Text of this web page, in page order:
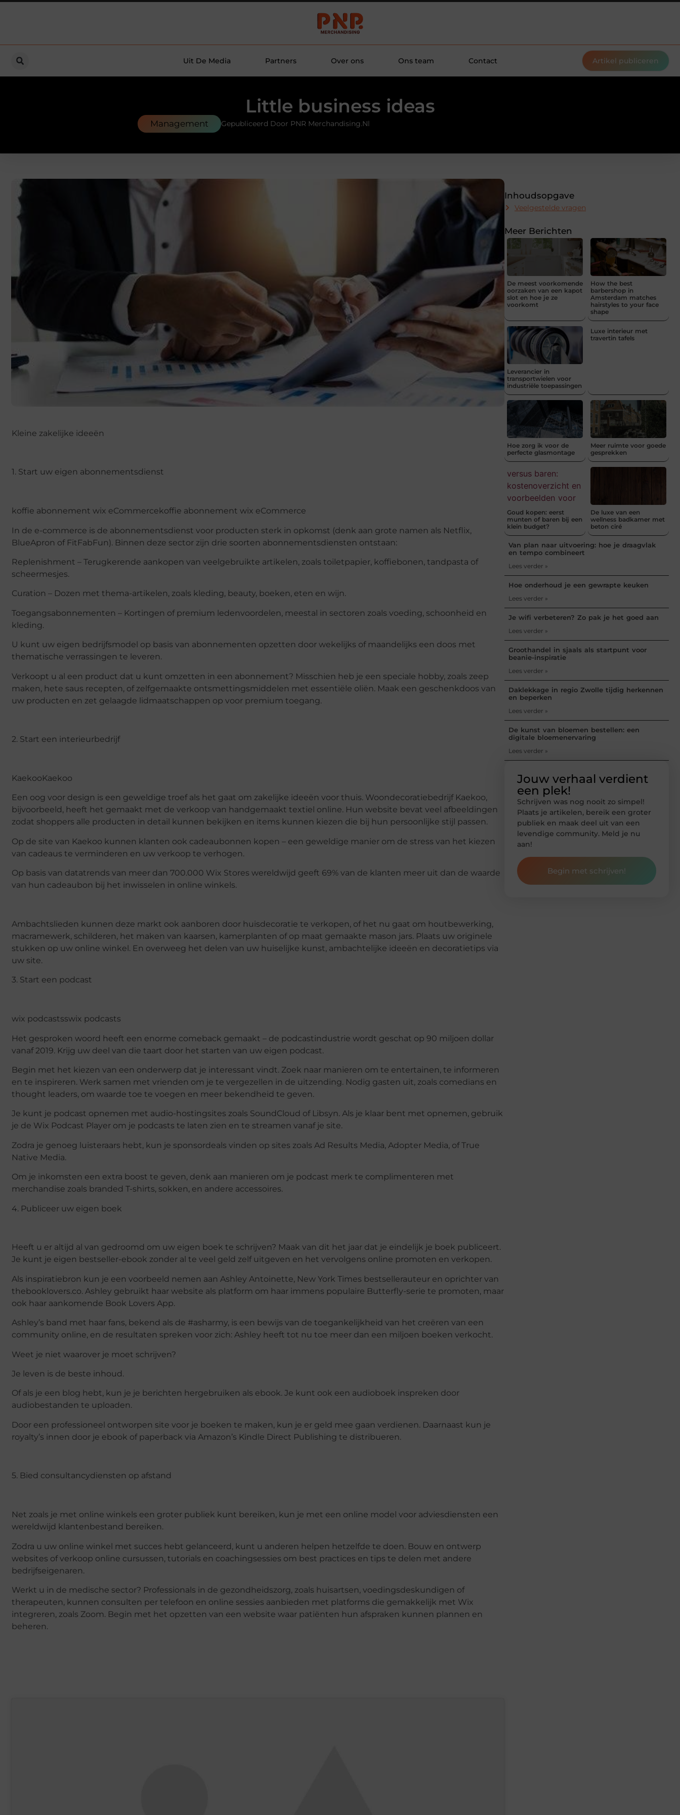
Uit De Media Partners Over ons Ons team Contact Artikel publiceren
Little business ideas
Management Gepubliceerd Door PNR Merchandising.nl
Kleine zakelijke ideeën
1. Start uw eigen abonnementsdienst
koffie abonnement wix eCommercekoffie abonnement wix eCommerce
In de e-commerce is de abonnementsdienst voor producten sterk in opkomst (denk aan grote namen als Netflix,
BlueApron of FitFabFun). Binnen deze sector zijn drie soorten abonnementsdiensten ontstaan:
Replenishment – Terugkerende aankopen van veelgebruikte artikelen, zoals toiletpapier, koffiebonen, tandpasta of
scheermesjes.
Curation – Dozen met thema-artikelen, zoals kleding, beauty, boeken, eten en wijn.
Toegangsabonnementen – Kortingen of premium ledenvoordelen, meestal in sectoren zoals voeding, schoonheid en
kleding.
U kunt uw eigen bedrijfsmodel op basis van abonnementen opzetten door wekelijks of maandelijks een doos met
thematische verrassingen te leveren.
Verkoopt u al een product dat u kunt omzetten in een abonnement? Misschien heb je een speciale hobby, zoals zeep
maken, hete saus recepten, of zelfgemaakte ontsmettingsmiddelen met essentiële oliën. Maak een geschenkdoos van
uw producten en zet gelaagde lidmaatschappen op voor premium toegang.
2. Start een interieurbedrijf
KaekooKaekoo
Een oog voor design is een geweldige troef als het gaat om zakelijke ideeën voor thuis. Woondecoratiebedrijf Kaekoo,
bijvoorbeeld, heeft het gemaakt met de verkoop van handgemaakt textiel online. Hun website bevat veel afbeeldingen
zodat shoppers alle producten in detail kunnen bekijken en items kunnen kiezen die bij hun persoonlijke stijl passen.
Op de site van Kaekoo kunnen klanten ook cadeaubonnen kopen – een geweldige manier om de stress van het kiezen
van cadeaus te verminderen en uw verkoop te verhogen.
Op basis van datatrends van meer dan 700.000 Wix Stores wereldwijd geeft 69% van de klanten meer uit dan de waarde
van hun cadeaubon bij het inwisselen in online winkels.
Ambachtslieden kunnen deze markt ook aanboren door huisdecoratie te verkopen, of het nu gaat om houtbewerking,
macramewerk, schilderen, het maken van kaarsen, kamerplanten of op maat gemaakte mason jars. Plaats uw originele
stukken op uw online winkel. En overweeg het delen van uw huiselijke kunst, ambachtelijke ideeën en decoratietips via
uw site.
3. Start een podcast
wix podcastsswix podcasts
Het gesproken woord heeft een enorme comeback gemaakt – de podcastindustrie wordt geschat op 90 miljoen dollar
vanaf 2019. Krijg uw deel van die taart door het starten van uw eigen podcast.
Begin met het kiezen van een onderwerp dat je interessant vindt. Zoek naar manieren om te entertainen, te informeren
en te inspireren. Werk samen met vrienden om je te vergezellen in de uitzending. Nodig gasten uit, zoals comedians en
thought leaders, om waarde toe te voegen en meer bekendheid te geven.
Je kunt je podcast opnemen met audio-hostingsites zoals SoundCloud of Libsyn. Als je klaar bent met opnemen, gebruik
je de Wix Podcast Player om je podcasts te laten zien en te streamen vanaf je site.
Zodra je genoeg luisteraars hebt, kun je sponsordeals vinden op sites zoals Ad Results Media, Adopter Media, of True
Native Media.
Om je inkomsten een extra boost te geven, denk aan manieren om je podcast merk te complimenteren met
merchandise zoals branded T-shirts, sokken, en andere accessoires.
4. Publiceer uw eigen boek
Heeft u er altijd al van gedroomd om uw eigen boek te schrijven? Maak van dit het jaar dat je eindelijk je boek publiceert.
Je kunt je eigen bestseller-ebook zonder al te veel geld zelf uitgeven en het vervolgens online promoten en verkopen.
Als inspiratiebron kun je een voorbeeld nemen aan Ashley Antoinette, New York Times bestsellerauteur en oprichter van
thebooklovers.co. Ashley gebruikt haar website als platform om haar immens populaire Butterfly-serie te promoten, maar
ook haar aankomende Book Lovers App.
Ashley’s band met haar fans, bekend als de #asharmy, is een bewijs van de toegankelijkheid van het creëren van een
community online, en de resultaten spreken voor zich: Ashley heeft tot nu toe meer dan een miljoen boeken verkocht.
Weet je niet waarover je moet schrijven?
Je leven is de beste inhoud.
Of als je een blog hebt, kun je je berichten hergebruiken als ebook. Je kunt ook een audioboek inspreken door
audiobestanden te uploaden.
Door een professioneel ontworpen site voor je boeken te maken, kun je er geld mee gaan verdienen. Daarnaast kun je
royalty’s innen door je ebook of paperback via Amazon’s Kindle Direct Publishing te distribueren.
5. Bied consultancydiensten op afstand
Net zoals je met online winkels een groter publiek kunt bereiken, kun je met een online model voor adviesdiensten een
wereldwijd klantenbestand bereiken.
Zodra u uw online winkel met succes hebt gelanceerd, kunt u anderen helpen hetzelfde te doen. Bouw en ontwerp
websites of verkoop online cursussen, tutorials en coachingsessies om best practices en tips te delen met andere
bedrijfseigenaren.
Werkt u in de medische sector? Professionals in de gezondheidszorg, zoals huisartsen, voedingsdeskundigen of
therapeuten, kunnen consulten per telefoon en online sessies aanbieden met platforms die gemakkelijk met Wix
integreren, zoals Zoom. Begin met het opzetten van een website waar patiënten hun afspraken kunnen plannen en
beheren.
Inhoudsopgave
Veelgestelde vragen
Meer Berichten
De meest voorkomende
oorzaken van een kapot
slot en hoe je ze
voorkomt
How the best
barbershop in
Amsterdam matches
hairstyles to your face
shape
Leverancier in
transportwielen voor
industriële toepassingen
Luxe interieur met
travertin tafels
Hoe zorg ik voor de
perfecte glasmontage
Meer ruimte voor goede
gesprekken
Goud kopen: eerst
munten of baren bij een
klein budget?
De luxe van een
wellness badkamer met
beton ciré
Van plan naar uitvoering: hoe je draagvlak
en tempo combineert
Lees verder »
Hoe onderhoud je een gewrapte keuken
Lees verder »
Je wifi verbeteren? Zo pak je het goed aan
Lees verder »
Groothandel in sjaals als startpunt voor
beanie-inspiratie
Lees verder »
Daklekkage in regio Zwolle tijdig herkennen
en beperken
Lees verder »
De kunst van bloemen bestellen: een
digitale bloemenervaring
Lees verder »
Jouw verhaal verdient
een plek!
Schrijven was nog nooit zo simpel!
Plaats je artikelen, bereik een groter
publiek en maak deel uit van een
levendige community. Meld je nu
aan!
Begin met schrijven!